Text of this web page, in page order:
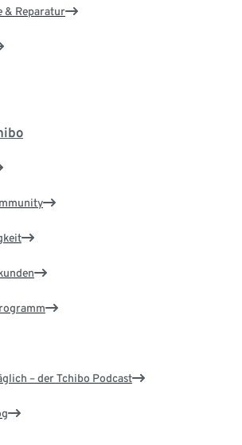
& Reparatur
– der Tchibo Podcast